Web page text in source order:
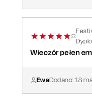
Wieczór pełen
EwaDodano:18